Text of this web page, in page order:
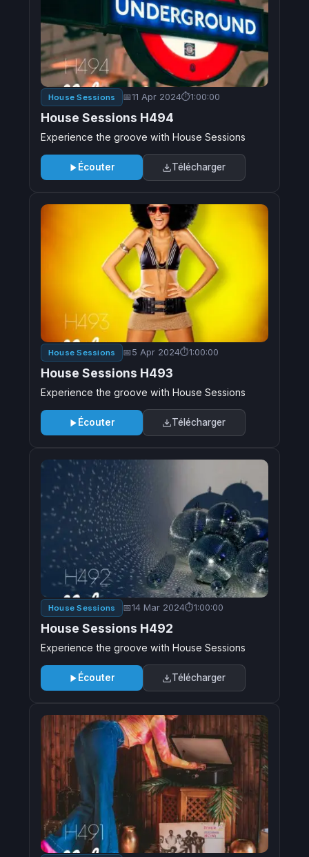
House Sessions 11 Apr 2024 1:00:00
House Sessions H494
Experience the groove with House Sessions
Écouter Télécharger
House Sessions 5 Apr 2024 1:00:00
House Sessions H493
Experience the groove with House Sessions
Écouter Télécharger
House Sessions 14 Mar 2024 1:00:00
House Sessions H492
Experience the groove with House Sessions
Écouter Télécharger